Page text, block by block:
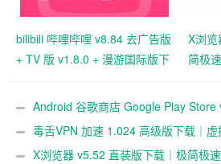
bilibili 哔哩哔哩 v8.84 去广告版
+ TV 版 v1.8.0 + 漫游国际版下
放支持
X浏
简极
Android 谷歌商店 Google Play Store
v35.8.44 官方安装包下载｜应用游戏下
毒舌VPN 加速 1.024 高级版下载｜
跨境访问与隐私保护
X浏览器 v5.52 直装版下载｜极简极